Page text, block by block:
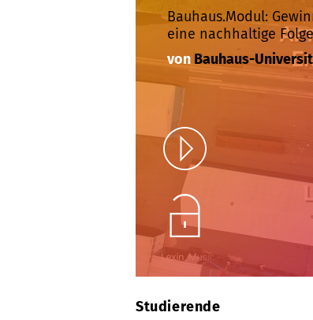
Bauhaus.Modul:
eine nachhaltige
von Bauhaus-
Play
Unlock
Studierende